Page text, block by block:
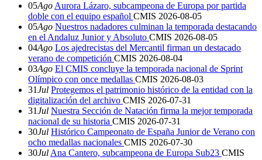
05Ago Aurora Lázaro, subcampeona de Europa por partida
doble con el equipo español CMIS 2026-08-05
05Ago Nuestros nadadores culminan la temporada destacando
en el Andaluz Junior y Absoluto CMIS 2026-08-05
04Ago Los ajedrecistas del Mercantil firman un destacado
verano de competición CMIS 2026-08-04
03Ago El CMIS concluye la temporada nacional de Sprint
Olímpico con once medallas CMIS 2026-08-03
31Jul Protegemos el patrimonio histórico de la entidad con la
digitalización del archivo CMIS 2026-07-31
31Jul Nuestra Sección de Natación firma la mejor temporada
nacional de su historia CMIS 2026-07-31
30Jul Histórico Campeonato de España Junior de Verano con
ocho medallas nacionales CMIS 2026-07-30
30Jul Ana Cantero, subcampeona de Europa Sub23 CMIS